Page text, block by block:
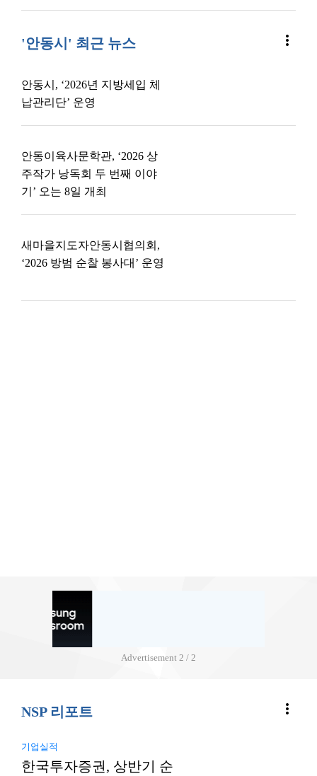
'안동시' 최근 뉴스 more_vert
안동시, ‘2026년 지방세입 체
납관리단’ 운영
안동이육사문학관, ‘2026 상
주작가 낭독회 두 번째 이야
기’ 오는 8일 개최
새마을지도자안동시협의회,
‘2026 방범 순찰 봉사대’ 운영
Advertisement 2 / 2
NSP 리포트 more_vert
기업실적
한국투자증권, 상반기 순